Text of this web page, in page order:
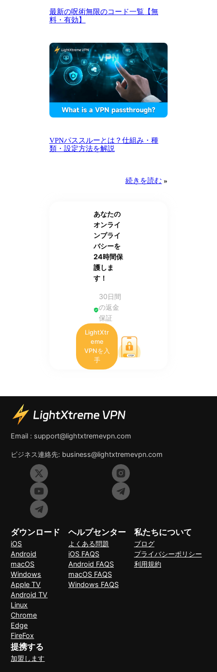
最新の呪術無限のコード一覧【無
料・有効】
VPNパススルーとは？仕組み・種
類・設定方法を解説
続きを読む »
あなたの
オンライ
ンプライ
バシーを
24時間保
護しま
す！
30日間
の返金
保証
LightXtr
eme
VPNを入
手
Email : support@lightxtremevpn.com
ビジネス連絡先: business@lightxtremevpn.com
ダウンロード
iOS
Android
macOS
Windows
Apple TV
Android TV
Linux
Chrome
Edge
FireFox
ヘルプセンター
よくある問題
iOS FAQS
Android FAQS
macOS FAQS
Windows FAQS
私たちについて
ブログ
プライバシーポリシー
利用規約
提携する
加盟します